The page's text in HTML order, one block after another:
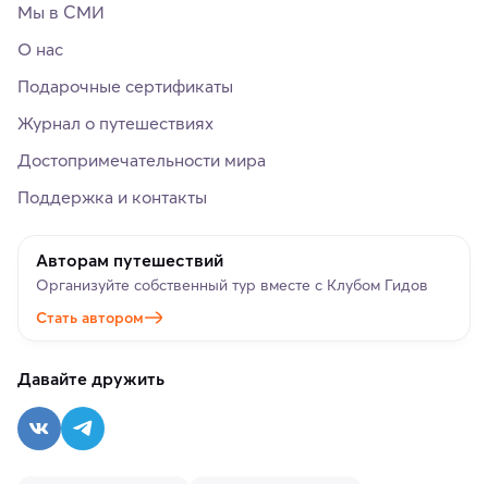
Мы в СМИ
О нас
Подарочные сертификаты
Журнал о путешествиях
Достопримечательности мира
Поддержка и контакты
Авторам путешествий
Организуйте собственный тур вместе с Клубом Гидов
Стать автором
Давайте дружить